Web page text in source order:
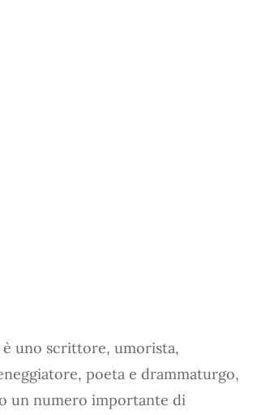
è uno scrittore, umorista,
poeta e drammaturgo,
un numero importante di